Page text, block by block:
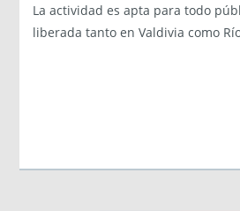
La actividad es apta para todo
liberada tanto en Valdivia como